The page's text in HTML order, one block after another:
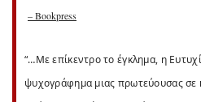
– Bookpress
“…Με επίκεντρο το έγκλημα, η
ψυχογράφημα μιας πρωτεύουσας σε